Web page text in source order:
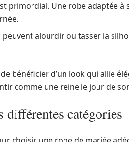
primordial. Une robe adaptée à
peuvent alourdir ou tasser la
bénéficier d’un look qui allie
comme une reine le jour de
catégories